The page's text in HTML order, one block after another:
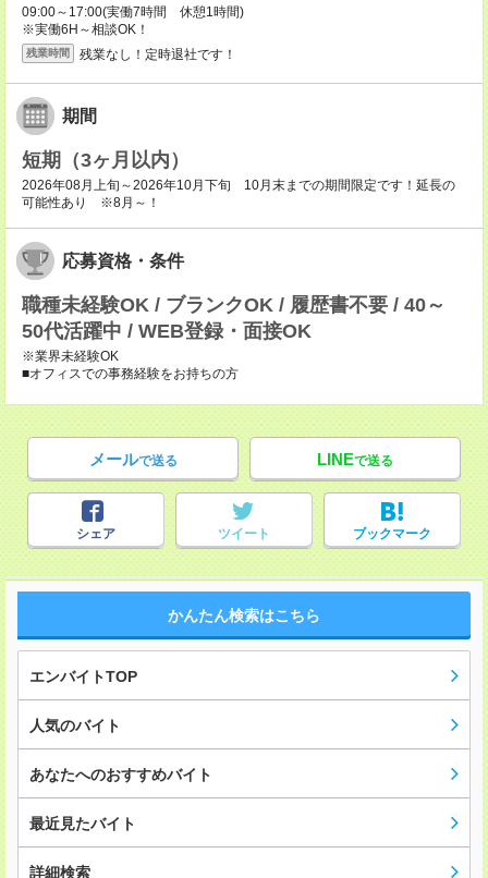
09:00～17:00(実働7時間 休憩1時間)
※実働6H～相談OK！
残業時間 残業なし！定時退社です！
期間
短期（3ヶ月以内）
2026年08月上旬～2026年10月下旬 10月末までの期間限定です！延長の
可能性あり ※8月～！
応募資格・条件
職種未経験OK / ブランクOK / 履歴書不要 / 40～
50代活躍中 / WEB登録・面接OK
※業界未経験OK
■オフィスでの事務経験をお持ちの方
メールで送る LINEで送る
シェア ツイート ブックマーク
かんたん検索はこちら
エンバイトTOP
人気のバイト
あなたへのおすすめバイト
最近見たバイト
詳細検索